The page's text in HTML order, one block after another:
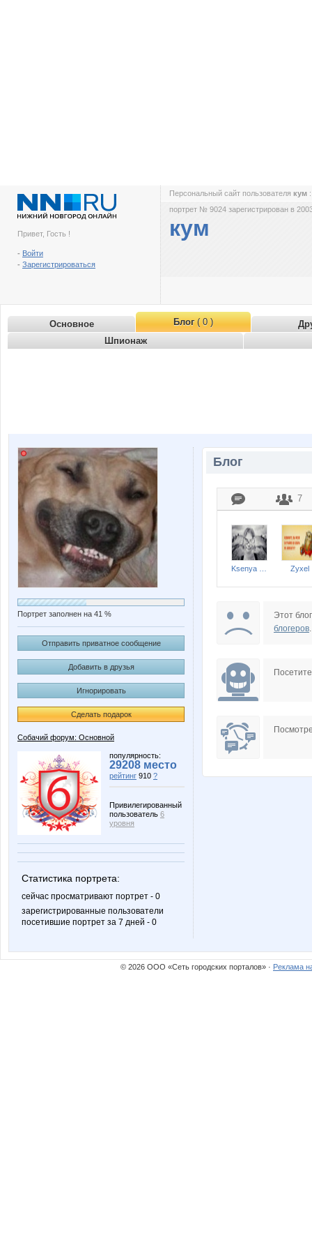
Привет, Гость !
- Войти
- Зарегистрироваться
Персональный сайт пользователя кум
портрет № 9024 зарегистрирован в
кум
Основное Блог( 0 )
Шпионаж
Портрет заполнен на 41 %
Отправить приватное сообщение
Добавить в друзья
Игнорировать
Сделать подарок
Собачий форум: Основной
популярность:
29208 место
рейтинг 910 ?
Привилегированный
пользователь 6
уровня
Статистика портрета:
сейчас просматривают портрет - 0
зарегистрированные пользователи
посетившие портрет за 7 дней - 0
Блог
7
Zyxel
Этот
блогеров.
© 2026 ООО «Сеть городских порталов» · Реклама